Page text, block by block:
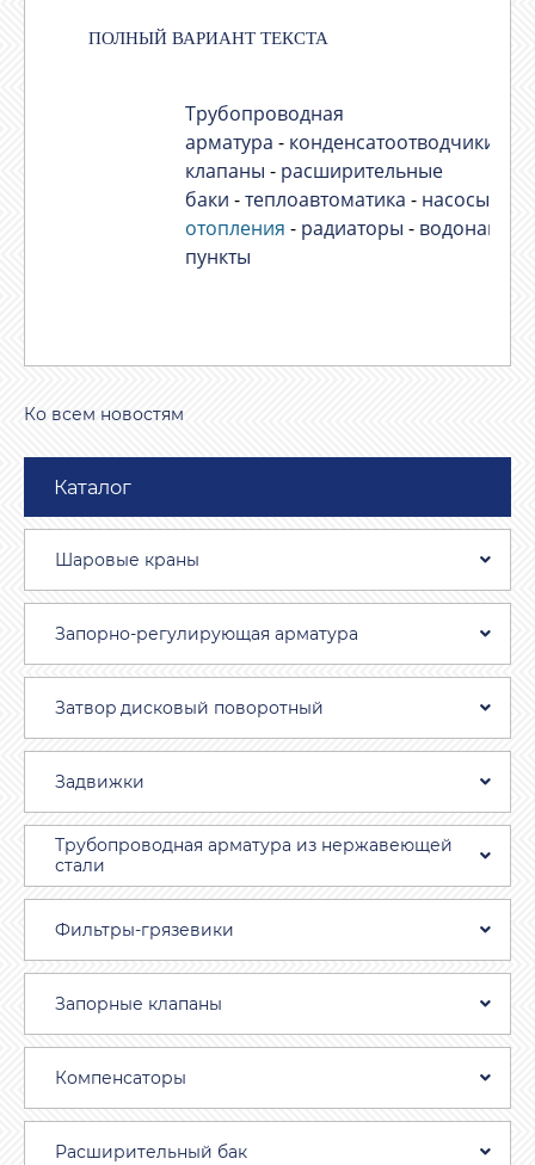
ПОЛНЫЙ ВАРИАНТ ТЕКСТА
Трубопроводная
арматура - конденсатоотводчики
клапаны - расширительные
баки -теплоавтоматика - насосы
отопления -радиаторы -
пункты
Ко всем новостям
Каталог
Шаровые краны
Запорно-регулирующая арматура
Затвоp дискoвый пoвoротный
Задвижки
Трубопроводная aрматура из нержавеющей
стали
Фильтры-грязевики
Запорные клапаны
Компенсаторы
Расширительный бак